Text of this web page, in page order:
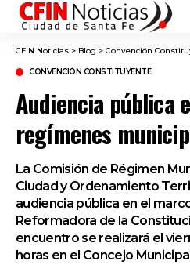
CFIN Noticias > Blog > Convención
CONVENCIÓN CONSTITUYENTE
Audiencia pública
regímenes
La Comisión de Régimen
Ciudad y Ordenamiento
audiencia pública en el
Reformadora de la
encuentro se realizará el
horas en el Concejo